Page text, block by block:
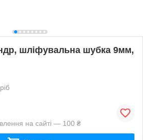
шліфувальна шубка 9мм,
на сайті — 100 ₴